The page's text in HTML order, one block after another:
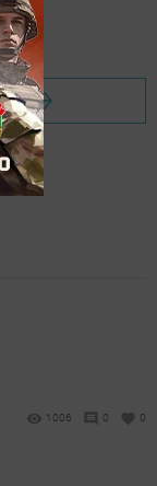
1006 0 0